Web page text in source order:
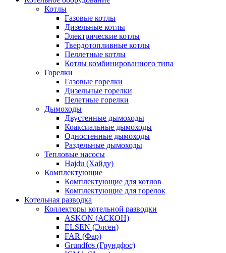
Котлы
Газовые котлы
Дизельные котлы
Электрические котлы
Твердотопливные котлы
Пеллетные котлы
Котлы комбинированного типа
Горелки
Газовые горелки
Дизельные горелки
Пелетные горелки
Дымоходы
Двустенные дымоходы
Коаксиальные дымоходы
Одностенные дымоходы
Раздельные дымоходы
Тепловые насосы
Hajdu (Хайду)
Комплектующие
Комплектующие для котлов
Комплектующие для горелок
Котельная разводка
Коллекторы котельной разводки
ASKON (АСКОН)
ELSEN (Элсен)
FAR (Фар)
Grundfos (Грундфос)